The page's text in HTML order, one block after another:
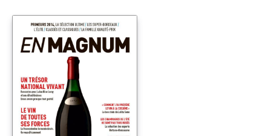
publication :
publication :